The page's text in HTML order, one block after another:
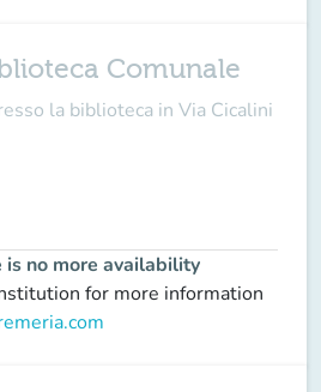
Comunale
la biblioteca in Via Cicalini
no more availability
for more information